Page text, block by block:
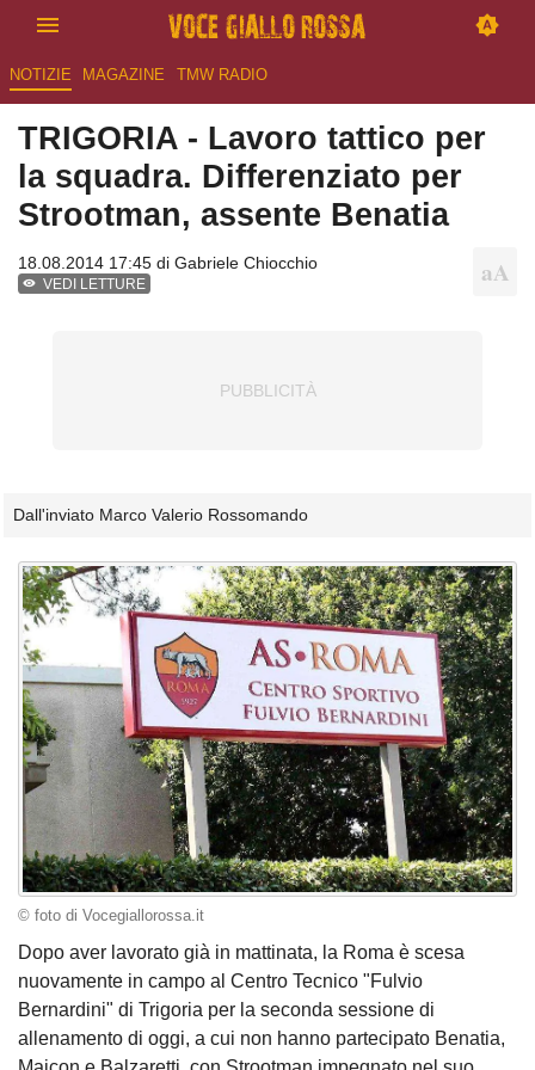
NOTIZIE MAGAZINE TMW RADIO
TRIGORIA - Lavoro tattico per
la squadra. Differenziato per
Strootman, assente Benatia
18.08.2014 17:45 di Gabriele Chiocchio
VEDI LETTURE
Dall'inviato Marco Valerio Rossomando
© foto di Vocegiallorossa.it
Dopo aver lavorato già in mattinata, la Roma è scesa
nuovamente in campo al Centro Tecnico "Fulvio
Bernardini" di Trigoria per la seconda sessione di
allenamento di oggi, a cui non hanno partecipato Benatia,